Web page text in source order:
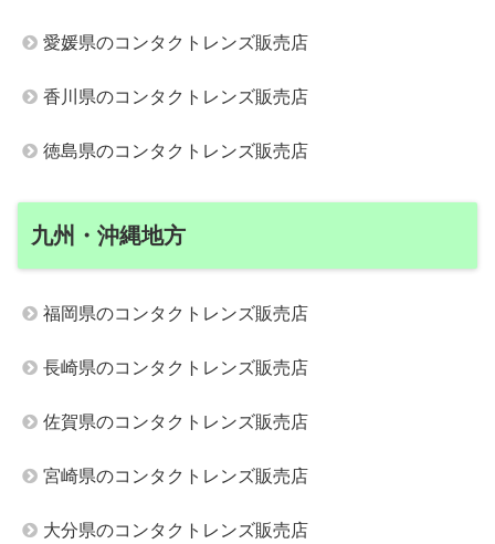
愛媛県のコンタクトレンズ販売店
香川県のコンタクトレンズ販売店
徳島県のコンタクトレンズ販売店
九州・沖縄地方
福岡県のコンタクトレンズ販売店
長崎県のコンタクトレンズ販売店
佐賀県のコンタクトレンズ販売店
宮崎県のコンタクトレンズ販売店
大分県のコンタクトレンズ販売店